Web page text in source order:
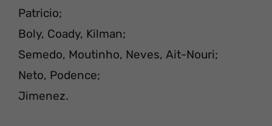
Patricio;
Boly, Coady, Kilman;
Semedo, Moutinho, Neves, Ait-Nouri;
Neto, Podence;
Jimenez.